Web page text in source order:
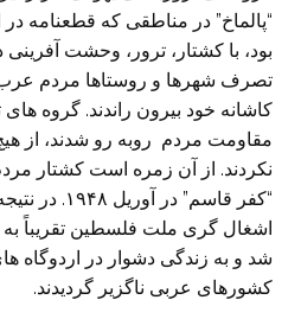
“پالماخ” در مناطقی که قطعنامه در
بود، با کشتار، ترور، وحشت آفرینی
تصرف شهرها و روستاها مردم
کاشانه خود بیرون راندند. گروه
مقاومت مردم روبه رو شدند، از
نکردند. از آن زمره است کشتار
“کفر قاسم” در
اشغال گری ملت فلسطین تقریباً به
شد و به زندگی دشوار در اردوگاه
کشورهای عربی ناگزیر گردیدند.